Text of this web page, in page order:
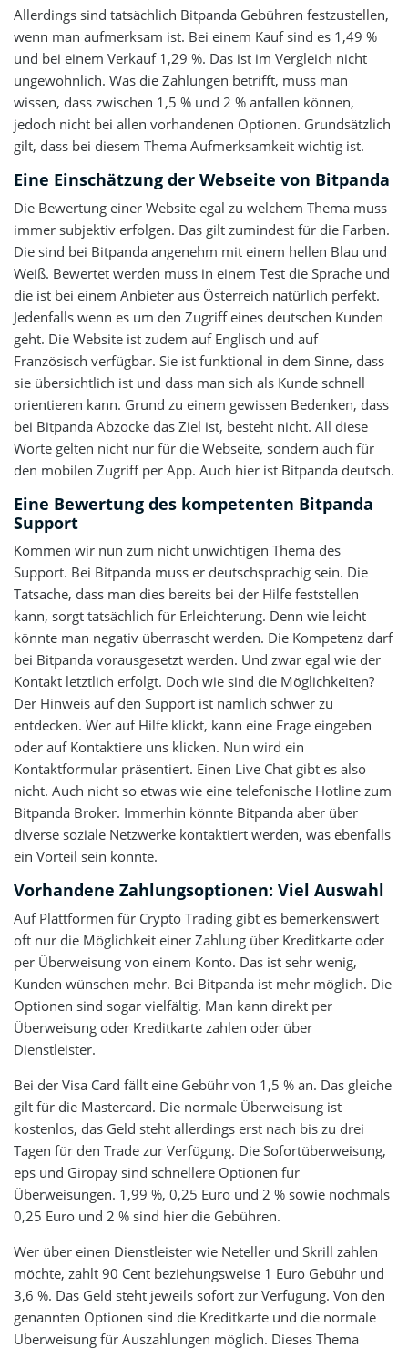
Allerdings sind tatsächlich Bitpanda Gebühren festzustellen,
wenn man aufmerksam ist. Bei einem Kauf sind es 1,49 %
und bei einem Verkauf 1,29 %. Das ist im Vergleich nicht
ungewöhnlich. Was die Zahlungen betrifft, muss man
wissen, dass zwischen 1,5 % und 2 % anfallen können,
jedoch nicht bei allen vorhandenen Optionen. Grundsätzlich
gilt, dass bei diesem Thema Aufmerksamkeit wichtig ist.
Eine Einschätzung der Webseite von Bitpanda
Die Bewertung einer Website egal zu welchem Thema muss
immer subjektiv erfolgen. Das gilt zumindest für die Farben.
Die sind bei Bitpanda angenehm mit einem hellen Blau und
Weiß. Bewertet werden muss in einem Test die Sprache und
die ist bei einem Anbieter aus Österreich natürlich perfekt.
Jedenfalls wenn es um den Zugriff eines deutschen Kunden
geht. Die Website ist zudem auf Englisch und auf
Französisch verfügbar. Sie ist funktional in dem Sinne, dass
sie übersichtlich ist und dass man sich als Kunde schnell
orientieren kann. Grund zu einem gewissen Bedenken, dass
bei Bitpanda Abzocke das Ziel ist, besteht nicht. All diese
Worte gelten nicht nur für die Webseite, sondern auch für
den mobilen Zugriff per App. Auch hier ist Bitpanda deutsch.
Eine Bewertung des kompetenten Bitpanda
Support
Kommen wir nun zum nicht unwichtigen Thema des
Support. Bei Bitpanda muss er deutschsprachig sein. Die
Tatsache, dass man dies bereits bei der Hilfe feststellen
kann, sorgt tatsächlich für Erleichterung. Denn wie leicht
könnte man negativ überrascht werden. Die Kompetenz darf
bei Bitpanda vorausgesetzt werden. Und zwar egal wie der
Kontakt letztlich erfolgt. Doch wie sind die Möglichkeiten?
Der Hinweis auf den Support ist nämlich schwer zu
entdecken. Wer auf Hilfe klickt, kann eine Frage eingeben
oder auf Kontaktiere uns klicken. Nun wird ein
Kontaktformular präsentiert. Einen Live Chat gibt es also
nicht. Auch nicht so etwas wie eine telefonische Hotline zum
Bitpanda Broker. Immerhin könnte Bitpanda aber über
diverse soziale Netzwerke kontaktiert werden, was ebenfalls
ein Vorteil sein könnte.
Vorhandene Zahlungsoptionen: Viel Auswahl
Auf Plattformen für Crypto Trading gibt es bemerkenswert
oft nur die Möglichkeit einer Zahlung über Kreditkarte oder
per Überweisung von einem Konto. Das ist sehr wenig,
Kunden wünschen mehr. Bei Bitpanda ist mehr möglich. Die
Optionen sind sogar vielfältig. Man kann direkt per
Überweisung oder Kreditkarte zahlen oder über
Dienstleister.
Bei der Visa Card fällt eine Gebühr von 1,5 % an. Das gleiche
gilt für die Mastercard. Die normale Überweisung ist
kostenlos, das Geld steht allerdings erst nach bis zu drei
Tagen für den Trade zur Verfügung. Die Sofortüberweisung,
eps und Giropay sind schnellere Optionen für
Überweisungen. 1,99 %, 0,25 Euro und 2 % sowie nochmals
0,25 Euro und 2 % sind hier die Gebühren.
Wer über einen Dienstleister wie Neteller und Skrill zahlen
möchte, zahlt 90 Cent beziehungsweise 1 Euro Gebühr und
3,6 %. Das Geld steht jeweils sofort zur Verfügung. Von den
genannten Optionen sind die Kreditkarte und die normale
Überweisung für Auszahlungen möglich. Dieses Thema